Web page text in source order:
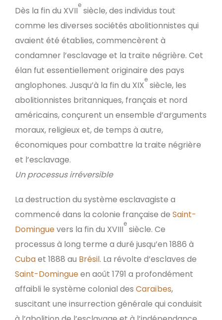
Dès la fin du XVIIe siècle, des individus tout
comme les diverses sociétés abolitionnistes qui
avaient été établies, commencèrent à
condamner l’esclavage et la traite négrière. Cet
élan fut essentiellement originaire des pays
anglophones. Jusqu’à la fin du XIXe siècle, les
abolitionnistes britanniques, français et nord
américains, conçurent un ensemble d’arguments
moraux, religieux et, de temps à autre,
économiques pour combattre la traite négrière
et l’esclavage.
Un processus irréversible
La destruction du système esclavagiste a
commencé dans la colonie française de Saint-
Dominguevers la fin du XVIIIe siècle. Ce
processus à long terme a duré jusqu’en 1886 à
Cubaet 1888 au Brésil. La révolte d’esclaves de
Saint-Domingueen août 1791 a profondément
affaibli le système colonial des Caraïbes,
suscitant une insurrection générale qui conduisit